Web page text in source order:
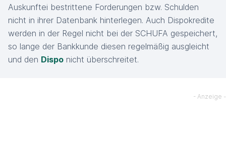
Auskunftei bestrittene Forderungen bzw. Schulden
nicht in ihrer Datenbank hinterlegen. Auch Dispokredite
werden in der Regel nicht bei der SCHUFA gespeichert,
so lange der Bankkunde diesen regelmäßig ausgleicht
und den Dispo nicht überschreitet.